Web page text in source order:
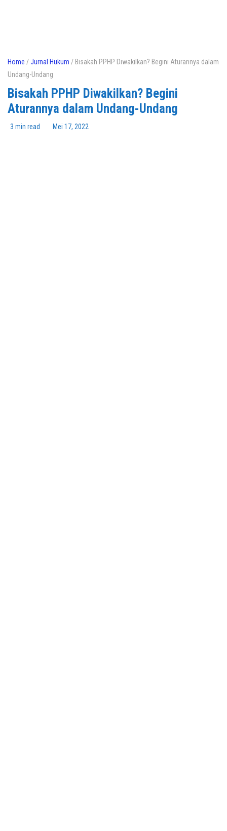
Home /Jurnal Hukum / Bisakah PPHP Diwakilkan? Begini Aturannya dalam
Undang-Undang
Bisakah PPHP Diwakilkan? Begini
Aturannya dalam Undang-Undang
3 min read Mei 17, 2022